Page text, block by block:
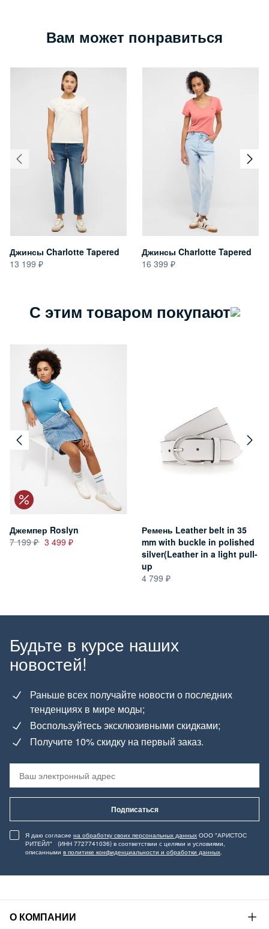
Вам может понравиться
Джинсы Charlotte Tapered
13 199
Джинсы Charlotte Tapered
16 399
С этим товаром покупают
Джемпер Roslyn
7 199
3 499
Ремень Leather belt in 35
mm with buckle in polished
silver(Leather in a light pull-
up
4 799
Будьте в курсе наших
новостей!
Раньше всех получайте новости о последних
тенденциях в мире моды;
Воспользуйтесь эксклюзивными скидками;
Получите 10% скидку на первый заказ.
Подписаться
Я даю согласие на обработку своих персональных данных ООО "АРИСТОС
РИТЕЙЛ" (ИНН 7727741036) в соответствии с целями и условиями,
описанными в политике конфиденциальности и обработки данных
О КОМПАНИИ